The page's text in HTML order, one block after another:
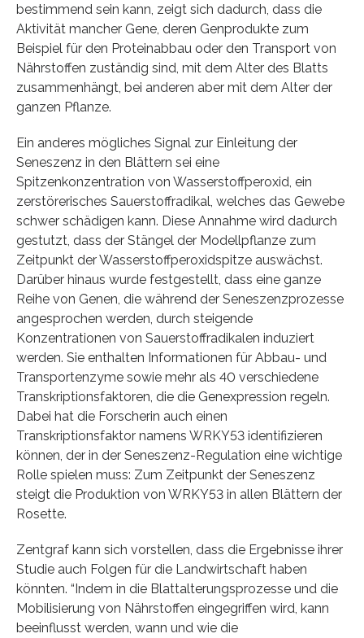
bestimmend sein kann, zeigt sich dadurch, dass die
Aktivität mancher Gene, deren Genprodukte zum
Beispiel für den Proteinabbau oder den Transport von
Nährstoffen zuständig sind, mit dem Alter des Blatts
zusammenhängt, bei anderen aber mit dem Alter der
ganzen Pflanze.
Ein anderes mögliches Signal zur Einleitung der
Seneszenz in den Blättern sei eine
Spitzenkonzentration von Wasserstoffperoxid, ein
zerstörerisches Sauerstoffradikal, welches das Gewebe
schwer schädigen kann. Diese Annahme wird dadurch
gestutzt, dass der Stängel der Modellpflanze zum
Zeitpunkt der Wasserstoffperoxidspitze auswächst.
Darüber hinaus wurde festgestellt, dass eine ganze
Reihe von Genen, die während der Seneszenzprozesse
angesprochen werden, durch steigende
Konzentrationen von Sauerstoffradikalen induziert
werden. Sie enthalten Informationen für Abbau- und
Transportenzyme sowie mehr als 40 verschiedene
Transkriptionsfaktoren, die die Genexpression regeln.
Dabei hat die Forscherin auch einen
Transkriptionsfaktor namens WRKY53 identifizieren
können, der in der Seneszenz-Regulation eine wichtige
Rolle spielen muss: Zum Zeitpunkt der Seneszenz
steigt die Produktion von WRKY53 in allen Blättern der
Rosette.
Zentgraf kann sich vorstellen, dass die Ergebnisse ihrer
Studie auch Folgen für die Landwirtschaft haben
könnten. “Indem in die Blattalterungsprozesse und die
Mobilisierung von Nährstoffen eingegriffen wird, kann
beeinflusst werden, wann und wie die